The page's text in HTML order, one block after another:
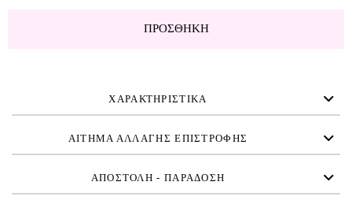
ΠΡΟΣΘΉΚΗ
ΧΑΡΑΚΤΗΡΙΣΤΙΚΑ
ΑΙΤΗΜΑ ΑΛΛΑΓΗΣ ΕΠΙΣΤΡΟΦΗΣ
ΑΠΟΣΤΟΛΗ - ΠΑΡΑΔΟΣΗ